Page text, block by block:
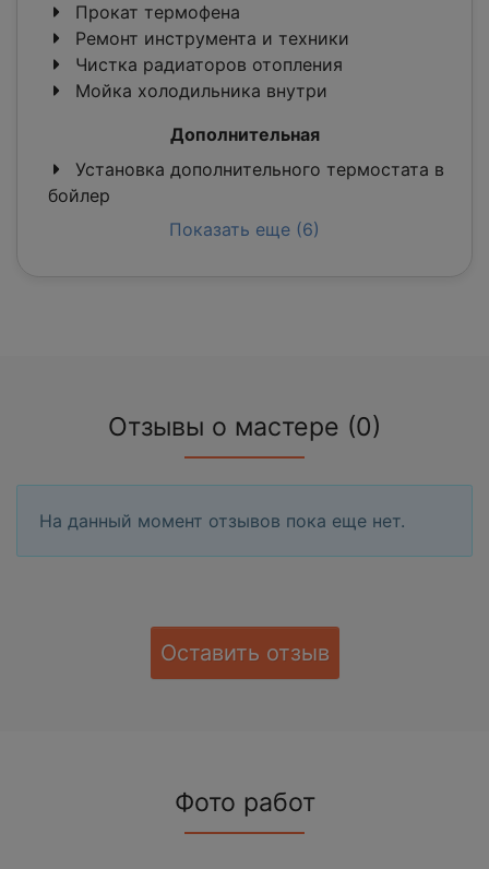
Прокат термофена
Ремонт инструмента и техники
Чистка радиаторов отопления
Мойка холодильника внутри
Дополнительная
Установка дополнительного термостата в
бойлер
Показать еще (6)
Отзывы о мастере (0)
На данный момент отзывов пока еще нет.
Оставить отзыв
Фото работ